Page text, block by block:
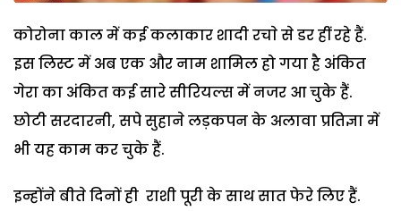
कोरोना काल में कई कलाकार शादी रचाे से डर हीं रहे हैं.
इस लिस्ट में अब एक और नाम शामिल हो गया है अंकित
गेरा का अंकित कई सारे सीरियल्स में नजर आ चुके हैं.
छोटी सरदारनी, सपे सुहाने लड़कपन के अलावा प्रतिज्ञा में
भी यह काम कर चुके हैं.
इन्होंने बीते दिनों ही राशी पूरी के साथ सात फेरे लिए हैं.